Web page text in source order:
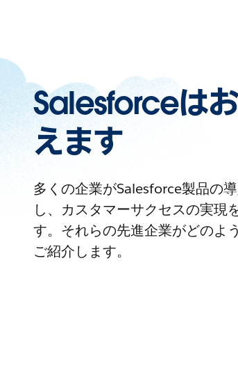
Salesforceは
えます
多くの企業がSalesforce製品の
し、カスタマーサクセスの実現
す。それらの先進企業がどのよ
ご紹介します。